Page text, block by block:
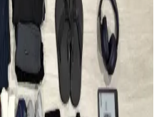
eşya kombinasyonu ile tek
hava yolu kısıtlamaları ve
Minimal Tasarım ve
Değerlendirme
tasarım bütünlüğü ve